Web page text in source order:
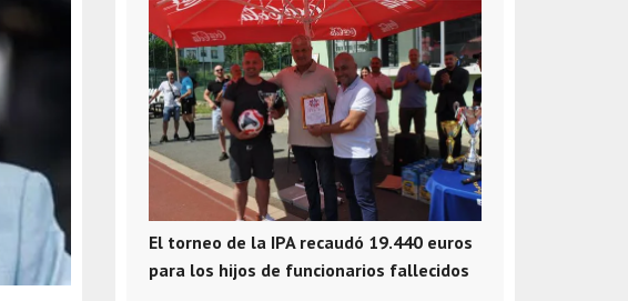
El torneo de la IPA recaudó 19.440 euros
para los hijos de funcionarios fallecidos